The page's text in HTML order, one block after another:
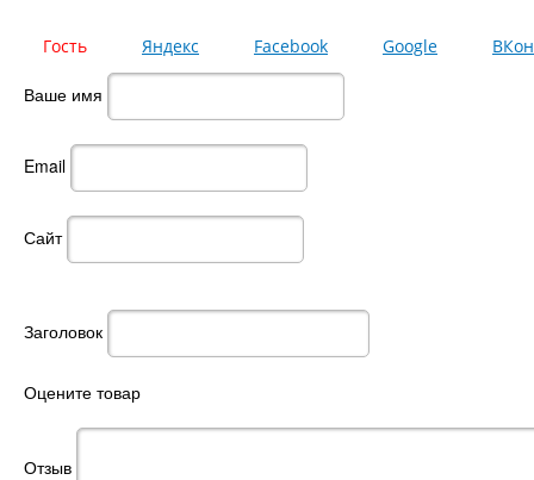
Гость Яндекс Facebook Google
Ваше имя
Email
Сайт
Заголовок
Оцените товар
Отзыв